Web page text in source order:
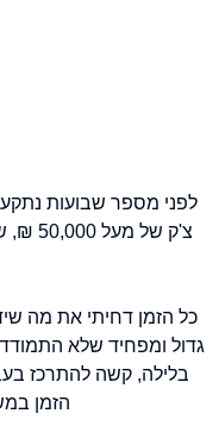
לפני מספר שבועות
צ'ק
כל הזמן דחיתי את מה
גדול ומפחיד שלא
בלילה, קשה להתרכז
הזמן